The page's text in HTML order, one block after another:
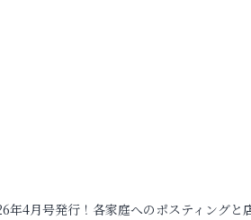
年4月号発行！各家庭へのポスティングと